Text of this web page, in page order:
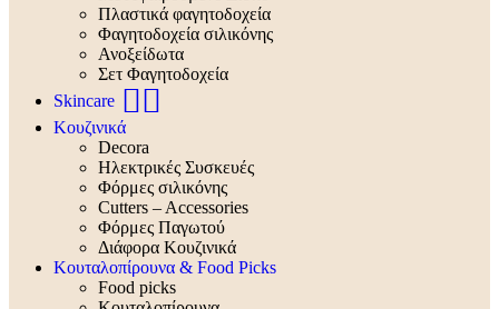
Πλαστικά φαγητοδοχεία
Φαγητοδοχεία σιλικόνης
Ανοξείδωτα
Σετ Φαγητοδοχεία
Skincare 🧖‍♀️
Κουζινικά
Decora
Ηλεκτρικές Συσκευές
Φόρμες σιλικόνης
Cutters – Accessories
Φόρμες Παγωτού
Διάφορα Κουζινικά
Κουταλοπίρουνα & Food Picks
Food picks